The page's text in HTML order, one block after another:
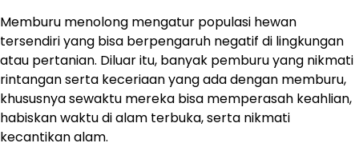
Memburu menolong mengatur populasi hewan
tersendiri yang bisa berpengaruh negatif di lingkungan
atau pertanian. Diluar itu, banyak pemburu yang nikmati
rintangan serta keceriaan yang ada dengan memburu,
khususnya sewaktu mereka bisa memperasah keahlian,
habiskan waktu di alam terbuka, serta nikmati
kecantikan alam.